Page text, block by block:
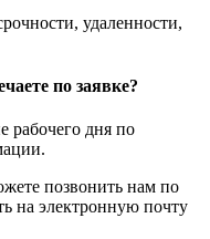
удаленности,
по заявке?
рабочего дня по
позвонить нам по
на электронную почту